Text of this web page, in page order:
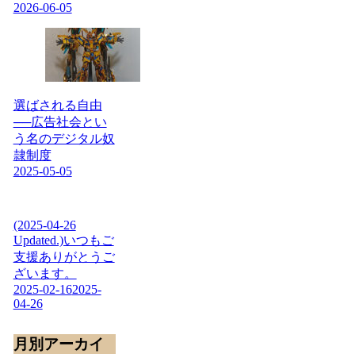
2026-06-05
選ばされる自由
──広告社会とい
う名のデジタル奴
隷制度
2025-05-05
(2025-04-26
Updated.)いつもご
支援ありがとうご
ざいます。
2025-02-162025-
04-26
月別アーカイ